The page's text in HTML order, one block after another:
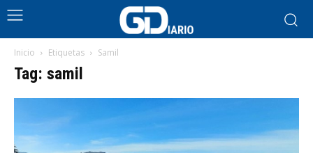
Inicio Etiquetas Samil
Tag: samil